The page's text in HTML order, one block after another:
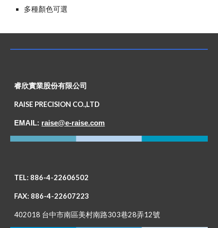
多種顏色可選
睿欣實業股份有限公司
RAISE PRECISION CO.,LTD
EMAIL: raise@e-raise.com
TEL: 886-4-22606502
FAX: 886-4-22607223
402018 台中市南區美村南路303巷28弄12號